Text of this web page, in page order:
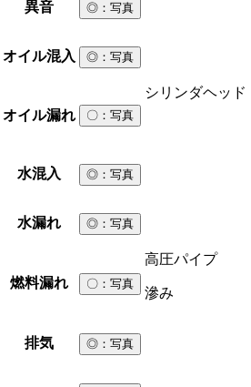
異音 ◎ ：写真
オイル混入 ◎ ：写真
オイル漏れ 〇 ：写真
シリンダヘッド
水混入 ◎ ：写真
水漏れ ◎ ：写真
燃料漏れ 〇 ：写真
高圧パイプ
滲み
排気 ◎ ：写真